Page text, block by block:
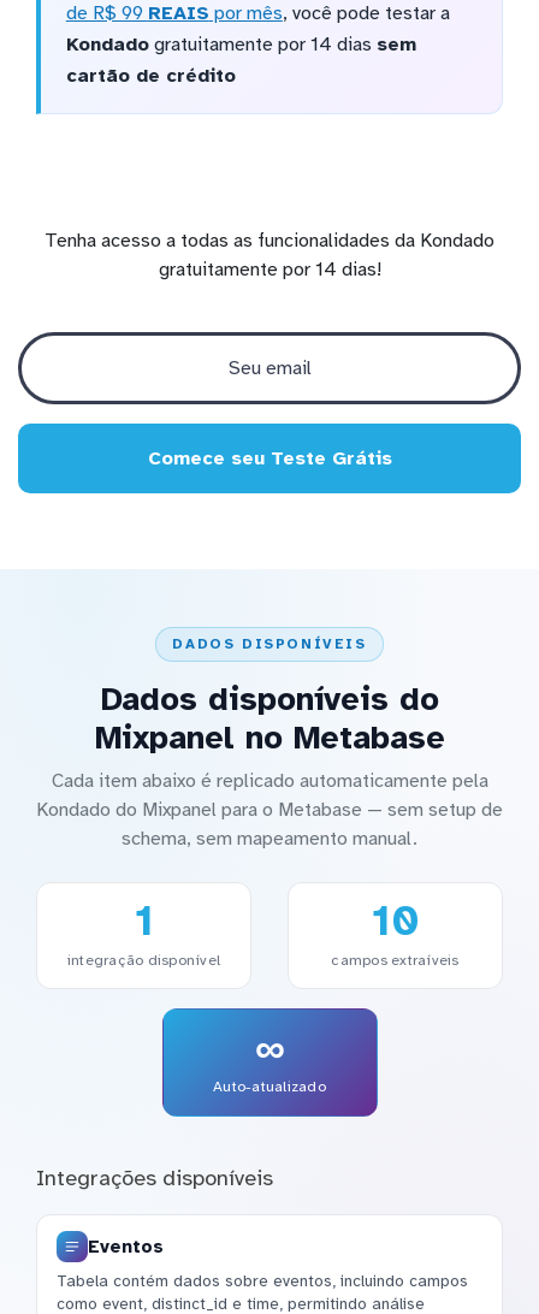
de R$ 99 REAIS por mês, você pode testar a
Kondadogratuitamente por 14 dias sem
cartão de crédito
Tenha acesso a todas as funcionalidades da Kondado
gratuitamente por 14 dias!
Comece seu Teste Grátis
DADOS DISPONÍVEIS
Dados disponíveis do
Mixpanel no Metabase
Cada item abaixo é replicado automaticamente pela
Kondado do Mixpanel para o Metabase — sem setup de
schema, sem mapeamento manual.
1
integração disponível
10
campos extraíveis
∞
Auto-atualizado
Integrações disponíveis
Eventos
Tabela contém dados sobre eventos, incluindo campos
como event, distinct_id e time, permitindo análise